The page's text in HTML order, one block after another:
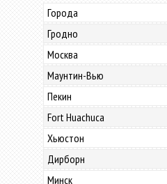
Города
Гродно
Москва
Маунтин-Вью
Пекин
Fort Huachuca
Хьюстон
Дирборн
Минск